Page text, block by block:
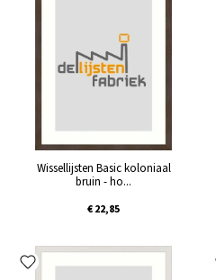
Wissellijsten Basic koloniaal
bruin - ho...
€ 22,85